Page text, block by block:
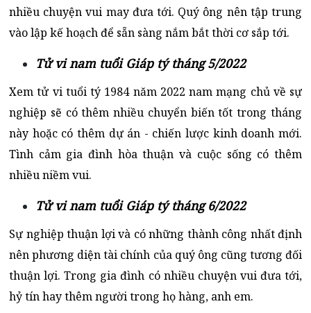
nhiều chuyện vui may đưa tới. Quý ông nên tập trung
vào lập kế hoạch để sẵn sàng nắm bắt thời cơ sắp tới.
Tử vi nam tuổi Giáp tý tháng 5/2022
Xem tử vi tuổi tý 1984 năm 2022 nam mạng chủ về sự
nghiệp sẽ có thêm nhiều chuyển biến tốt trong tháng
này hoặc có thêm dự án - chiến lược kinh doanh mới.
Tình cảm gia đình hòa thuận và cuộc sống có thêm
nhiều niềm vui.
Tử vi nam tuổi Giáp tý tháng 6/2022
Sự nghiệp thuận lợi và có những thành công nhất định
nên phương diện tài chính của quý ông cũng tương đối
thuận lợi. Trong gia đình có nhiều chuyện vui đưa tới,
hỷ tín hay thêm người trong họ hàng, anh em.